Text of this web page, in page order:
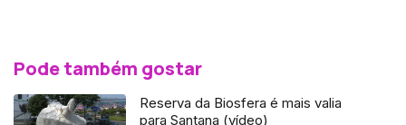
Pode também gostar
Reserva da Biosfera é mais valia
para Santana (vídeo)